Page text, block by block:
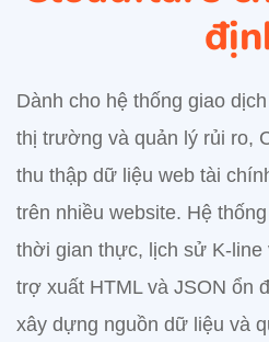
Dành cho hệ thống giao
thị trường và quản lý rủi ro,
thu thập dữ liệu web tài
trên nhiều website. Hệ
thời gian thực, lịch sử K-line
trợ xuất HTML và JSON ổn
xây dựng nguồn dữ liệu và